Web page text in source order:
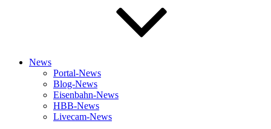
News
Portal-News
Blog-News
Eisenbahn-News
HBB-News
Livecam-News